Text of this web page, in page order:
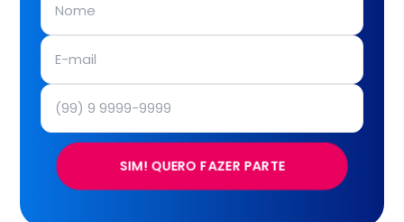
SIM! QUERO FAZER PARTE